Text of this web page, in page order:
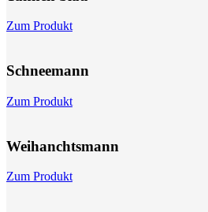
Zum Produkt
Schnee­mann
Zum Produkt
Weihanchts­mann
Zum Produkt